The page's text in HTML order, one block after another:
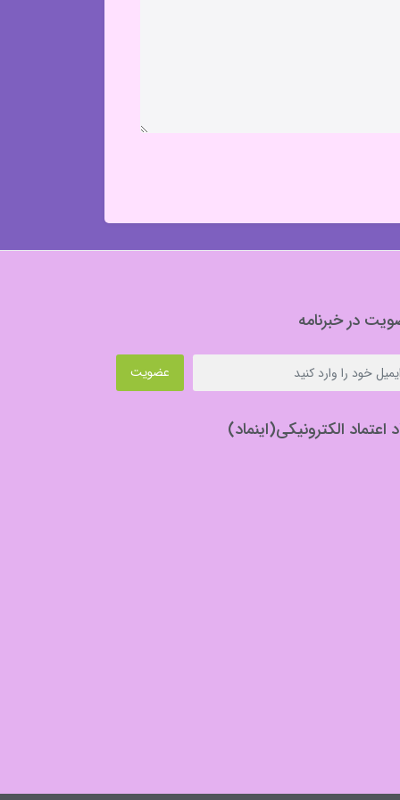
در خبرنامه
عضویت
اعتماد الکترونیکی(اینماد)